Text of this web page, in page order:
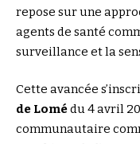
repose sur une
agents de santé
surveillance et la
Cette avancée
de Lomédu 4 avril
communautaire